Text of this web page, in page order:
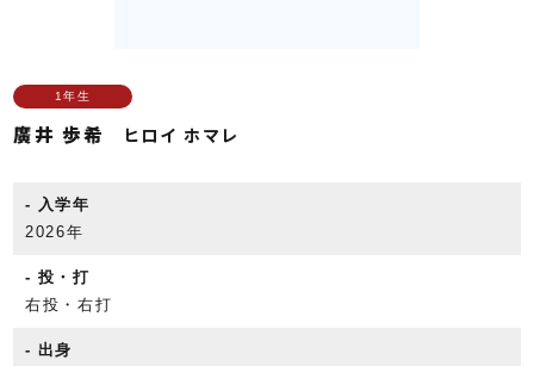
1年生
廣井 歩希 ヒロイ ホマレ
入学年
2026年
投・打
右投・右打
出身